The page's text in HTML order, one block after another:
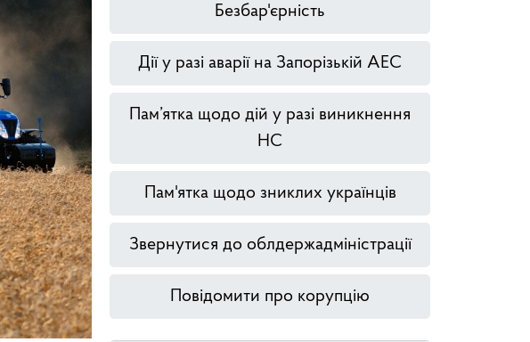
Безбар'єрність
Дії у разі аварії на Запорізькій АЕС
Пам’ятка щодо дій у разі виникнення
НС
Пам'ятка щодо зниклих українців
Звернутися до облдержадміністрації
Повідомити про корупцію